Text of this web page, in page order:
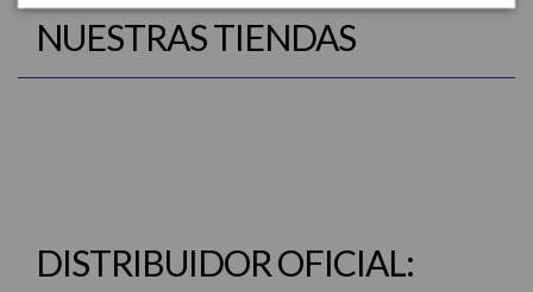
NUESTRAS TIENDAS
DISTRIBUIDOR OFICIAL: